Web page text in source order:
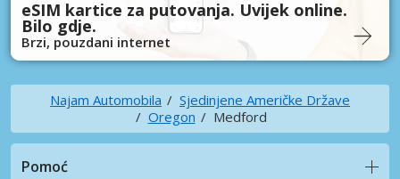
eSIM kartice za putovanja. Uvijek online.
Bilo gdje.
Brzi, pouzdani internet
Najam Automobila
Sjedinjene Američke Države
Oregon
Medford
Pomoć